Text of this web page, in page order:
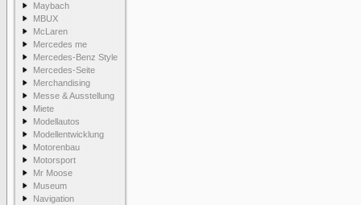
Maybach
MBUX
McLaren
Mercedes me
Mercedes-Benz Style
Mercedes-Seite
Merchandising
Messe & Ausstellung
Miete
Modellautos
Modellentwicklung
Motorenbau
Motorsport
Mr Moose
Museum
Navigation